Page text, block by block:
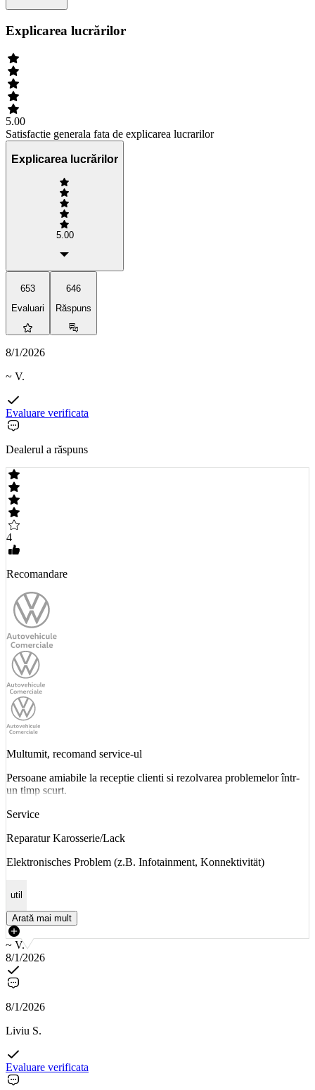
Explicarea lucrărilor
5.00
Satisfactie generala fata de explicarea lucrarilor
Explicarea lucrărilor
5.00
653
Evaluari
646
Răspuns
8/1/2026
~ V.
Evaluare verificata
Dealerul a răspuns
4
Recomandare
Multumit, recomand service-ul
Persoane amiabile la receptie clienti si rezolvarea problemelor într-
un timp scurt.
Service
Reparatur Karosserie/Lack
Elektronisches Problem (z.B. Infotainment, Konnektivität)
util
Arată mai mult
~ V.
8/1/2026
8/1/2026
Liviu S.
Evaluare verificata